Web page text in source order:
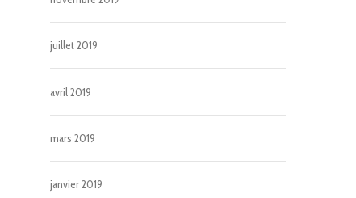
juillet 2019
avril 2019
mars 2019
janvier 2019